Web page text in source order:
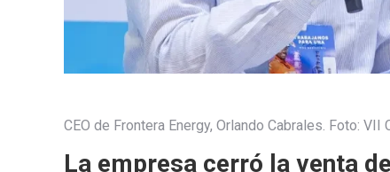
CEO de Frontera Energy, Orlando Cabrales. Foto:
La empresa cerró la venta